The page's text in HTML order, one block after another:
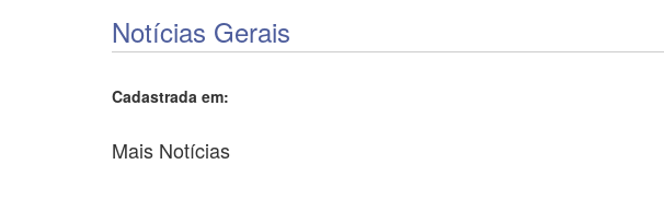
Notícias Gerais
Cadastrada em:
Mais Notícias